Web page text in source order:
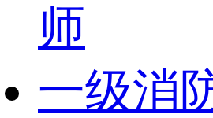
师
一级消